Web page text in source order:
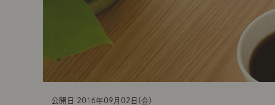
公開日 2016年09月02日(金)